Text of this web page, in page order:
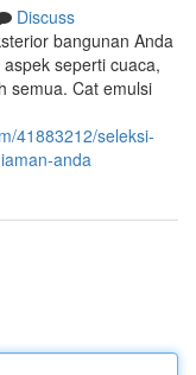
Discuss
bangunan Anda
seperti cuaca,
semua. Cat emulsi
41883212/seleksi-
anda